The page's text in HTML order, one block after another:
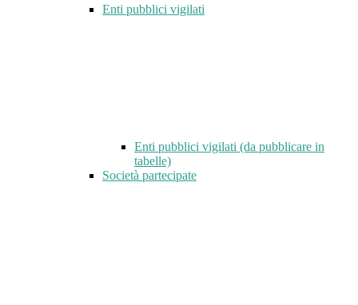
Enti pubblici vigilati
Enti pubblici vigilati (da pubblicare in
tabelle)
Società partecipate